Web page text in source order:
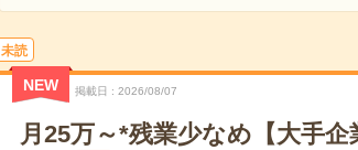
未読
NEW 掲載日 2026/08/07
月25万～*残業少なめ【大手